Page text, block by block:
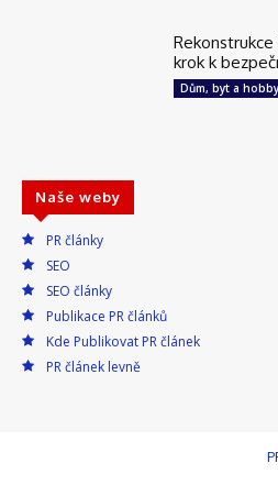
krok k
Dům, byt a hobby
Naše weby
PR články
SEO
SEO články
Publikace PR článků
Kde Publikovat PR článek
PR článek levně